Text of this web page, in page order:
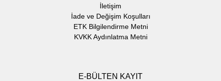
İletişim
İade ve Değişim Koşulları
ETK Bilgilendirme Metni
KVKK Aydınlatma Metni
E-BÜLTEN KAYIT